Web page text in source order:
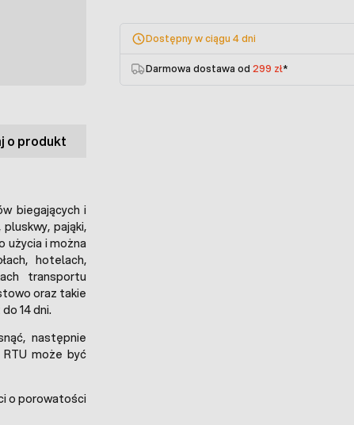
Dostępny w ciągu 4 dni
Darmowa dostawa od 299 zł*
o produkt
biegających i
pająki,
użycia i można
hotelach,
transportu
oraz takie
14 dni.
następnie
może być
o porowatości